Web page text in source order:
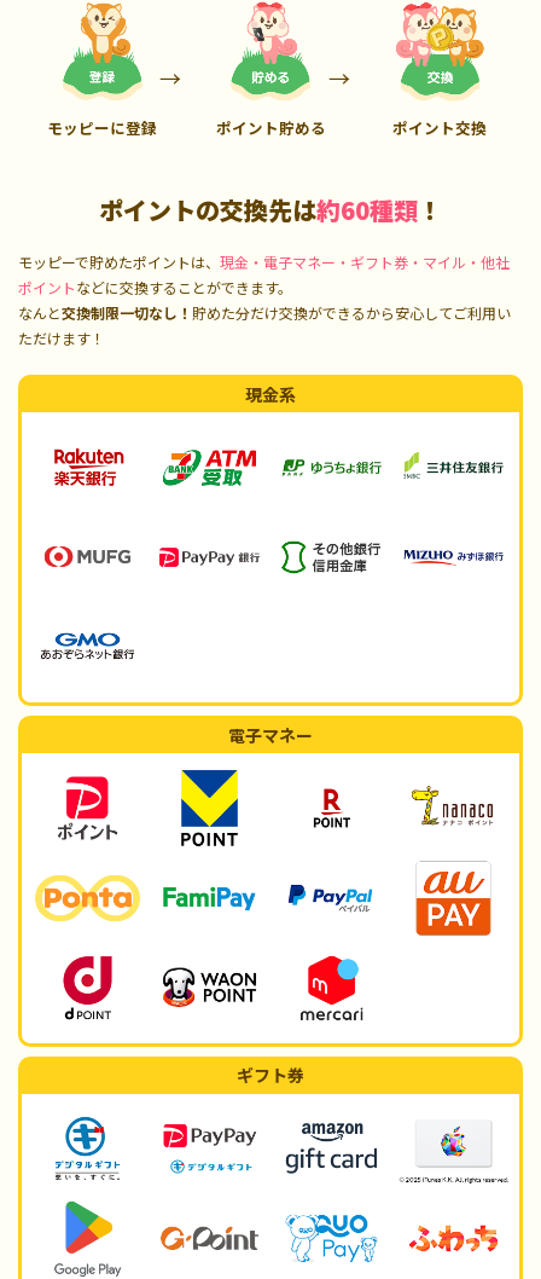
モッピーに登録 ポイント貯める ポイント交換
ポイントの交換先は約60種類 ！
モッピーで貯めたポイントは、 現金・電子マネー・ギフト券・マイル・他社
ポイントなどに交換することができます。
なんと交換制限一切なし！ 貯めた分だけ交換ができるから安心してご利用い
ただけます！
現金系
電子マネー
ギフト券